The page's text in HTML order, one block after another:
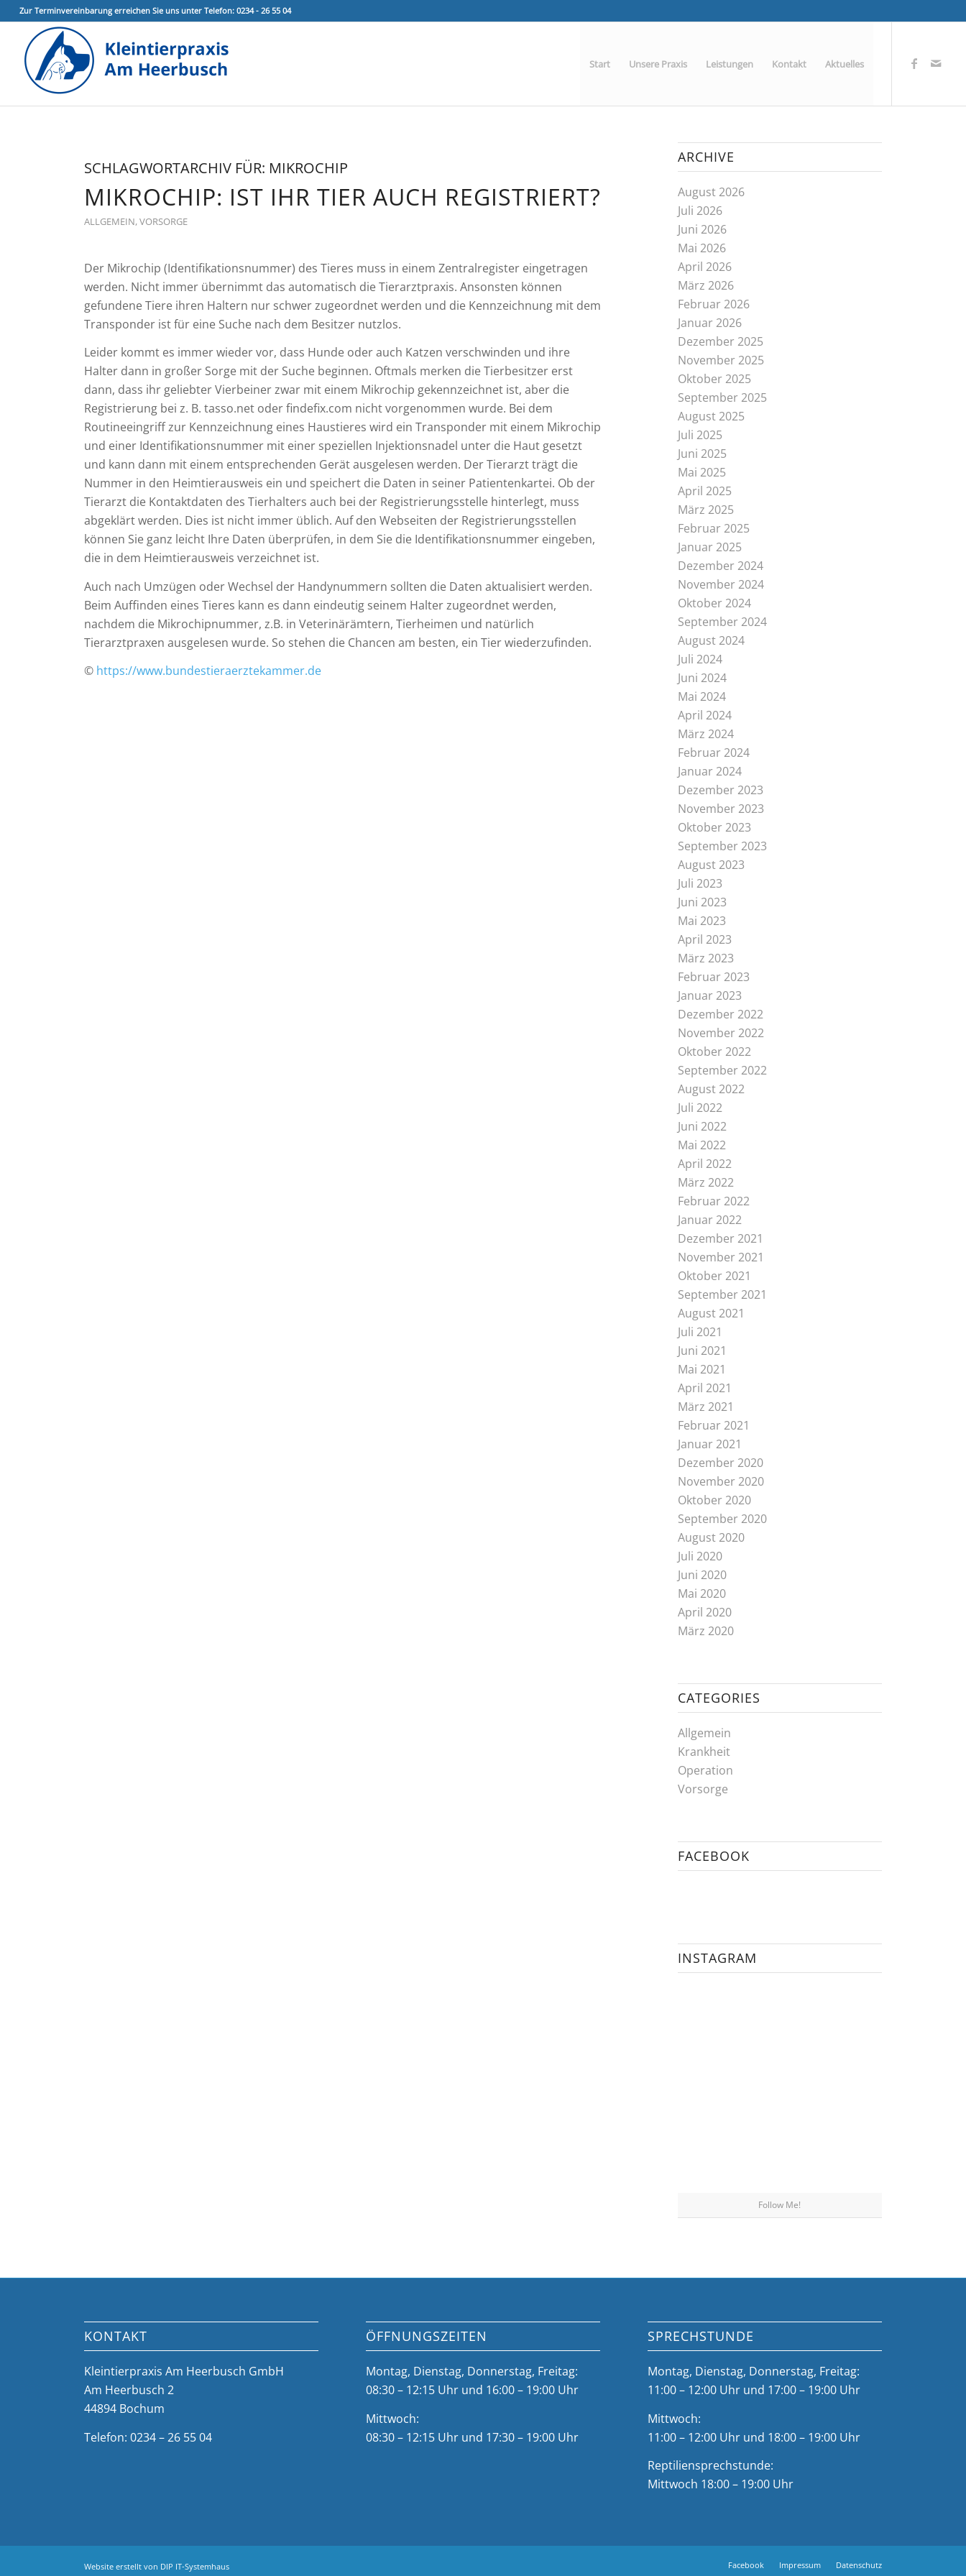
Zur Terminvereinbarung erreichen Sie uns unter Telefon: 0234 - 26 55 04
Start Unsere Praxis Leistungen Kontakt Aktuelles
SCHLAGWORTARCHIV FÜR: MIKROCHIP
MIKROCHIP: IST IHR TIER AUCH REGISTRIERT?
ALLGEMEIN,VORSORGE
Der Mikrochip (Identifikationsnummer) des Tieres muss in einem Zentralregister eingetragen
werden. Nicht immer übernimmt das automatisch die Tierarztpraxis. Ansonsten können
gefundene Tiere ihren Haltern nur schwer zugeordnet werden und die Kennzeichnung mit dem
Transponder ist für eine Suche nach dem Besitzer nutzlos.
Leider kommt es immer wieder vor, dass Hunde oder auch Katzen verschwinden und ihre
Halter dann in großer Sorge mit der Suche beginnen. Oftmals merken die Tierbesitzer erst
dann, dass ihr geliebter Vierbeiner zwar mit einem Mikrochip gekennzeichnet ist, aber die
Registrierung bei z. B. tasso.net oder findefix.com nicht vorgenommen wurde. Bei dem
Routineeingriff zur Kennzeichnung eines Haustieres wird ein Transponder mit einem Mikrochip
und einer Identifikationsnummer mit einer speziellen Injektionsnadel unter die Haut gesetzt
und kann dann mit einem entsprechenden Gerät ausgelesen werden. Der Tierarzt trägt die
Nummer in den Heimtierausweis ein und speichert die Daten in seiner Patientenkartei. Ob der
Tierarzt die Kontaktdaten des Tierhalters auch bei der Registrierungsstelle hinterlegt, muss
abgeklärt werden. Dies ist nicht immer üblich. Auf den Webseiten der Registrierungsstellen
können Sie ganz leicht Ihre Daten überprüfen, in dem Sie die Identifikationsnummer eingeben,
die in dem Heimtierausweis verzeichnet ist.
Auch nach Umzügen oder Wechsel der Handynummern sollten die Daten aktualisiert werden.
Beim Auffinden eines Tieres kann es dann eindeutig seinem Halter zugeordnet werden,
nachdem die Mikrochipnummer, z.B. in Veterinärämtern, Tierheimen und natürlich
Tierarztpraxen ausgelesen wurde. So stehen die Chancen am besten, ein Tier wiederzufinden.
© https://www.bundestieraerztekammer.de
ARCHIVE
August 2026
Juli 2026
Juni 2026
Mai 2026
April 2026
März 2026
Februar 2026
Januar 2026
Dezember 2025
November 2025
Oktober 2025
September 2025
August 2025
Juli 2025
Juni 2025
Mai 2025
April 2025
März 2025
Februar 2025
Januar 2025
Dezember 2024
November 2024
Oktober 2024
September 2024
August 2024
Juli 2024
Juni 2024
Mai 2024
April 2024
März 2024
Februar 2024
Januar 2024
Dezember 2023
November 2023
Oktober 2023
September 2023
August 2023
Juli 2023
Juni 2023
Mai 2023
April 2023
März 2023
Februar 2023
Januar 2023
Dezember 2022
November 2022
Oktober 2022
September 2022
August 2022
Juli 2022
Juni 2022
Mai 2022
April 2022
März 2022
Februar 2022
Januar 2022
Dezember 2021
November 2021
Oktober 2021
September 2021
August 2021
Juli 2021
Juni 2021
Mai 2021
April 2021
März 2021
Februar 2021
Januar 2021
Dezember 2020
November 2020
Oktober 2020
September 2020
August 2020
Juli 2020
Juni 2020
Mai 2020
April 2020
März 2020
CATEGORIES
Allgemein
Krankheit
Operation
Vorsorge
FACEBOOK
INSTAGRAM
Follow Me!
KONTAKT
Kleintierpraxis Am Heerbusch GmbH
Am Heerbusch 2
44894 Bochum
Telefon: 0234 – 26 55 04
ÖFFNUNGSZEITEN
Montag, Dienstag, Donnerstag, Freitag:
08:30 – 12:15 Uhr und 16:00 – 19:00 Uhr
Mittwoch:
08:30 – 12:15 Uhr und 17:30 – 19:00 Uhr
SPRECHSTUNDE
Montag, Dienstag, Donnerstag, Freitag:
11:00 – 12:00 Uhr und 17:00 – 19:00 Uhr
Mittwoch:
11:00 – 12:00 Uhr und 18:00 – 19:00 Uhr
Reptiliensprechstunde:
Mittwoch 18:00 – 19:00 Uhr
Website erstellt von DIP IT-Systemhaus Facebook Impressum Datenschutz